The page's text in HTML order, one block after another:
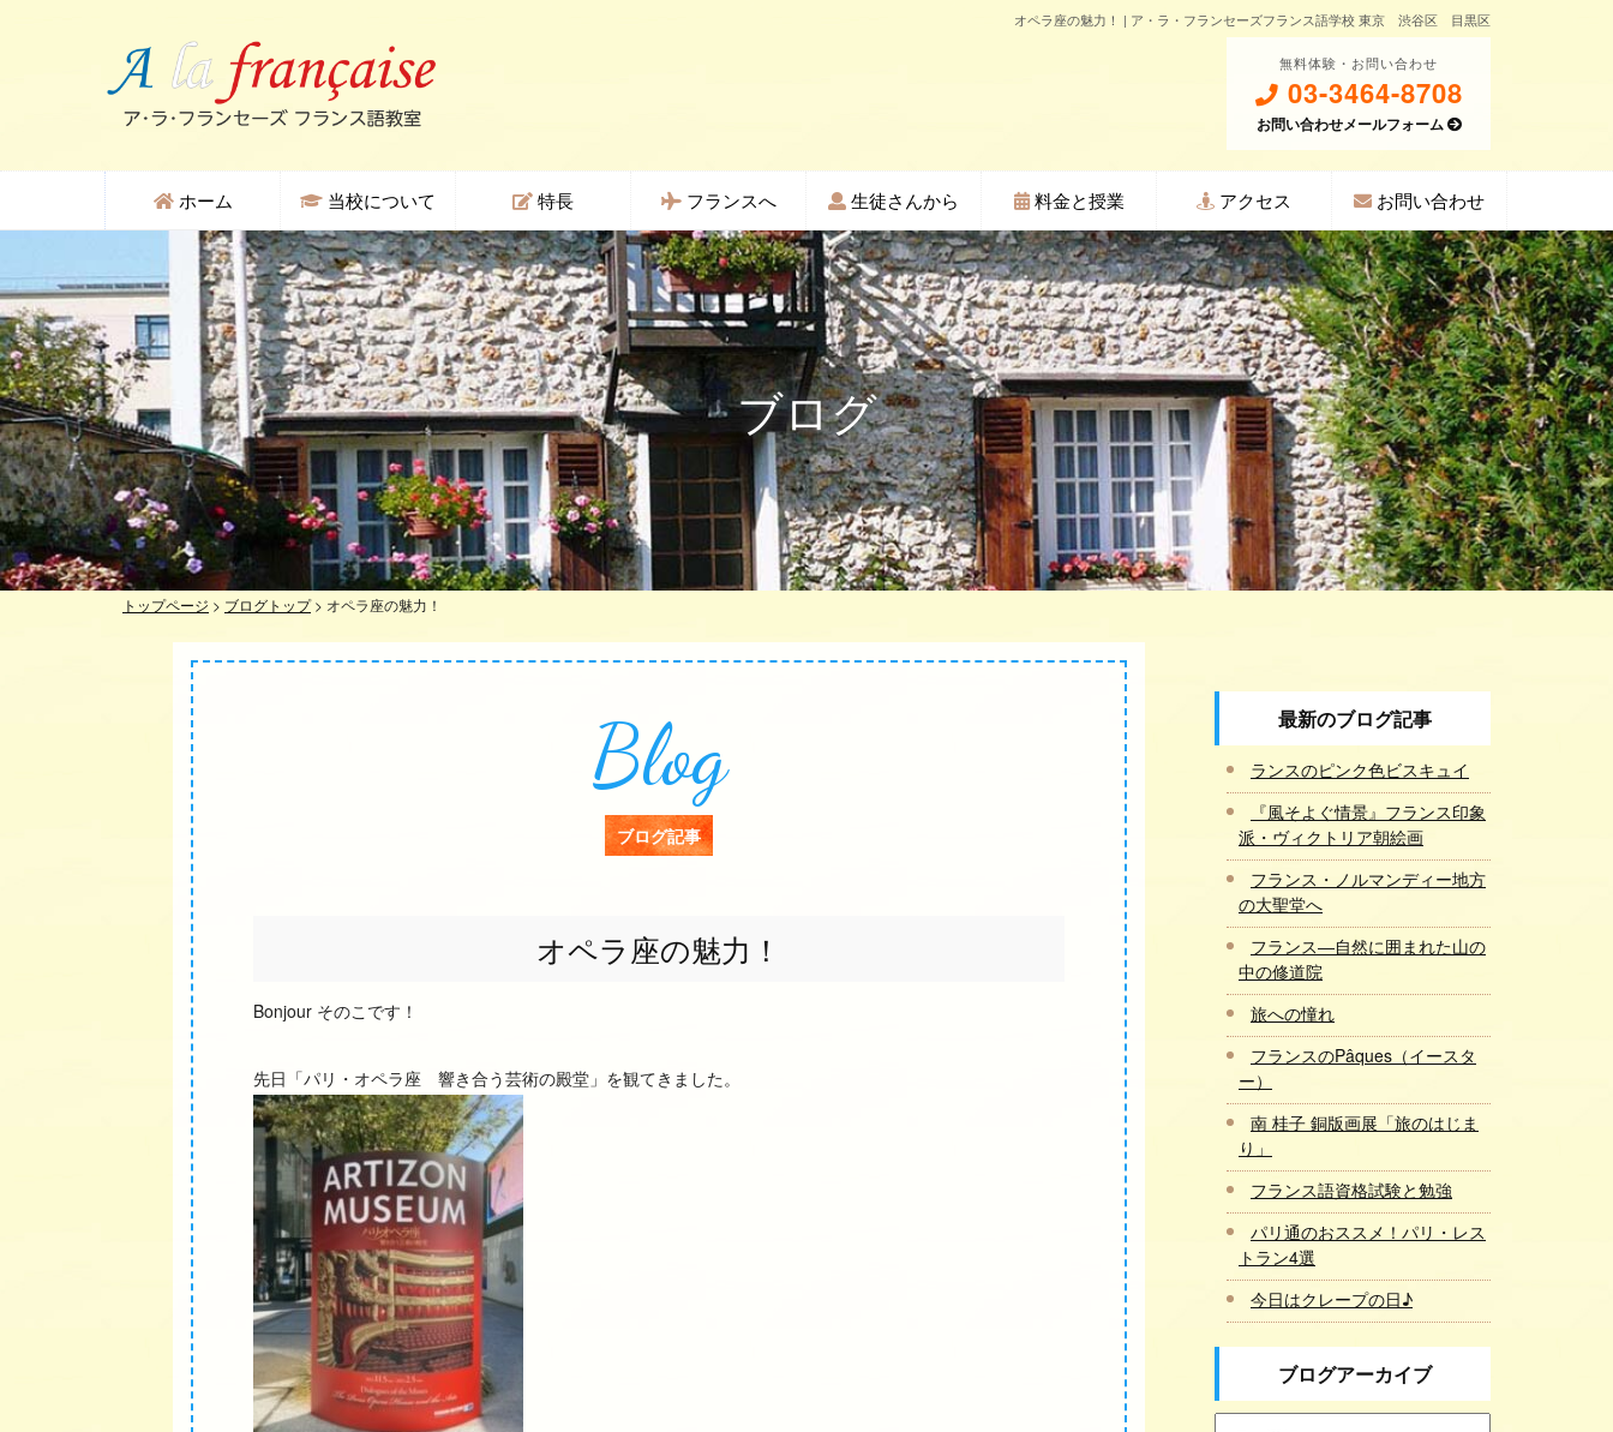
オペラ座の魅力！ | ア・ラ・フランセーズフランス語学校 東京 渋谷区 目黒区
無料体験・お問い合わせ
03-3464-8708
お問い合わせメールフォーム
ホーム 当校について 特長 フランスへ 生徒さんから 料金と授業 アクセス お問い合わせ
ブログ
トップページ > ブログトップ> オペラ座の魅力！
Blog
ブログ記事
オペラ座の魅力！
Bonjour そのこです！
先日「パリ・オペラ座 響き合う芸術の殿堂」を観てきました。
最新のブログ記事
ランスのピンク色ビスキュイ
『風そよぐ情景』フランス印象
派・ヴィクトリア朝絵画
フランス・ノルマンディー地方
の大聖堂へ
フランス―自然に囲まれた山の
中の修道院
旅への憧れ
フランスのPâques（イースタ
ー）
南 桂子 銅版画展「旅のはじま
り」
フランス語資格試験と勉強
パリ通のおススメ！パリ・レス
トラン4選
今日はクレープの日♪
ブログアーカイブ